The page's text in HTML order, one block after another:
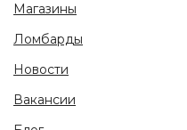
Магазины
Ломбарды
Новости
Вакансии